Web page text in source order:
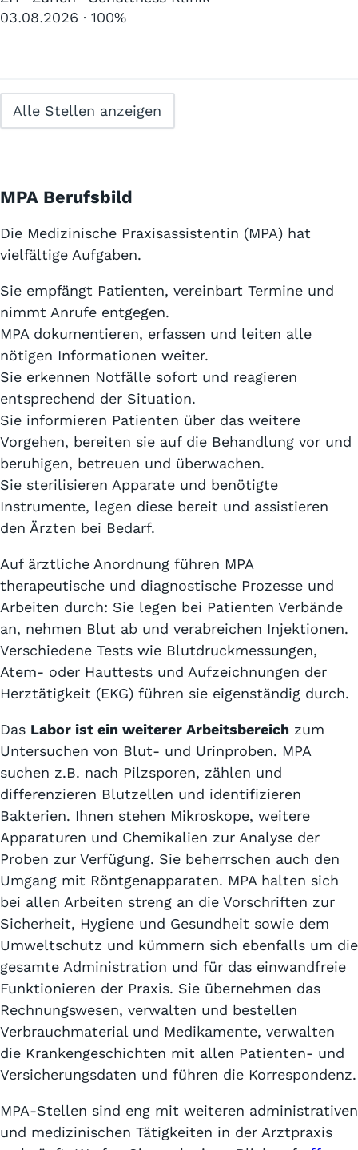
03.08.2026
100%
Alle Stellen anzeigen
MPA Berufsbild
Die Medizinische Praxisassistentin (MPA) hat
vielfältige Aufgaben.
Sie empfängt Patienten, vereinbart Termine und
nimmt Anrufe entgegen.
MPA dokumentieren, erfassen und leiten alle
nötigen Informationen weiter.
Sie erkennen Notfälle sofort und reagieren
entsprechend der Situation.
Sie informieren Patienten über das weitere
Vorgehen, bereiten sie auf die Behandlung vor und
beruhigen, betreuen und überwachen.
Sie sterilisieren Apparate und benötigte
Instrumente, legen diese bereit und assistieren
den Ärzten bei Bedarf.
Auf ärztliche Anordnung führen MPA
therapeutische und diagnostische Prozesse und
Arbeiten durch: Sie legen bei Patienten Verbände
an, nehmen Blut ab und verabreichen Injektionen.
Verschiedene Tests wie Blutdruckmessungen,
Atem- oder Hauttests und Aufzeichnungen der
Herztätigkeit (EKG) führen sie eigenständig durch.
Das Labor ist ein weiterer Arbeitsbereich zum
Untersuchen von Blut- und Urinproben. MPA
suchen z.B. nach Pilzsporen, zählen und
differenzieren Blutzellen und identifizieren
Bakterien. Ihnen stehen Mikroskope, weitere
Apparaturen und Chemikalien zur Analyse der
Proben zur Verfügung. Sie beherrschen auch den
Umgang mit Röntgenapparaten. MPA halten sich
bei allen Arbeiten streng an die Vorschriften zur
Sicherheit, Hygiene und Gesundheit sowie dem
Umweltschutz und kümmern sich ebenfalls um die
gesamte Administration und für das einwandfreie
Funktionieren der Praxis. Sie übernehmen das
Rechnungswesen, verwalten und bestellen
Verbrauchmaterial und Medikamente, verwalten
die Krankengeschichten mit allen Patienten- und
Versicherungsdaten und führen die Korrespondenz.
MPA-Stellen sind eng mit weiteren administrativen
und medizinischen Tätigkeiten in der Arztpraxis